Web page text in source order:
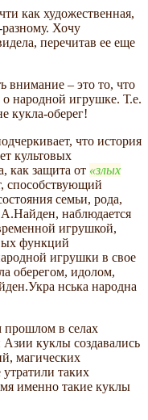
как художественная,
Хочу
перечитав ее еще
внимание – это то, что
народной игрушке. Т.е.
кукла-оберег!
что история
культовых
как защита от
злых
способствующий
семьи, рода,
наблюдается
игрушкой,
функций
игрушки в свое
оберегом, идолом,
нська народна
прошлом в селах
куклы создавались
магических
таких
именно такие куклы